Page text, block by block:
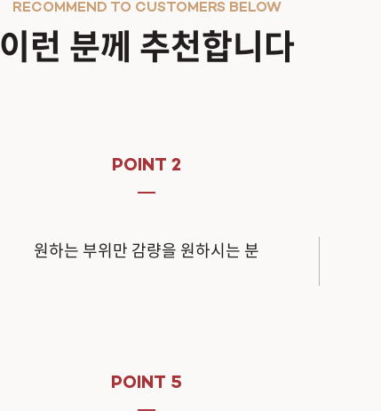
이런 분께 추천합니다
RECOMMEND TO CUSTOMERS BELOW
POINT 2
원하는 부위만 감량을 원하시는 분
POINT 5